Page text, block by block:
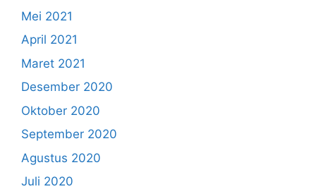
Mei 2021
April 2021
Maret 2021
Desember 2020
Oktober 2020
September 2020
Agustus 2020
Juli 2020